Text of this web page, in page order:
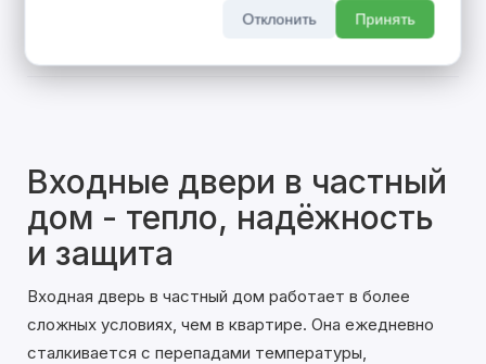
Входные двери в частный
дом - тепло, надёжность
и защита
Входная дверь в частный дом работает в более
сложных условиях, чем в квартире. Она ежедневно
сталкивается с перепадами температуры,
Отклонить Принять